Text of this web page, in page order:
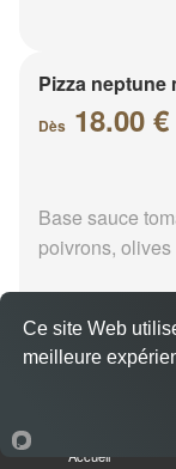
Pizza neptune
Dès 18.00 €
Base sauce
poivrons, olives
Pizza
Accueil
Ce site Web
meilleure